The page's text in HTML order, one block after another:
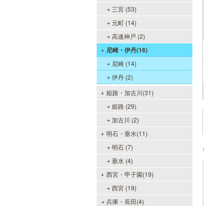
三宮 (53)
元町 (14)
高速神戸 (2)
尼崎・伊丹(16)
尼崎 (14)
伊丹 (2)
姫路・加古川(31)
姫路 (29)
加古川 (2)
明石・垂水(11)
明石 (7)
垂水 (4)
西宮・甲子園(19)
西宮 (19)
兵庫・長田(4)